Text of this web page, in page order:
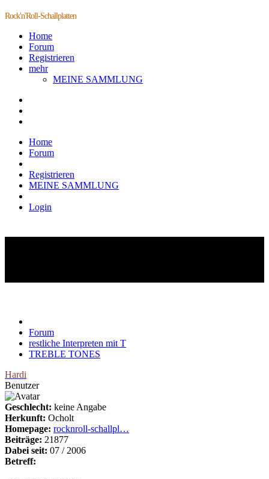
Rock'n'Roll-Schallplatten
Home
Forum
Registrieren
mehr
MEINE SAMMLUNG
Home
Forum
Registrieren
MEINE SAMMLUNG
Login
Forum
restliche Interpreten mit T
TREBLE TONES
Hardi
Benutzer
Geschlecht: keine Angabe
Herkunft: Ocholt
Homepage: rocknroll-schallpl…
Beiträge: 21877
Dabei seit: 07 / 2006
Betreff: